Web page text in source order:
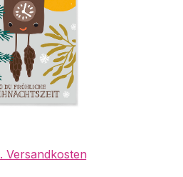
Versandkosten